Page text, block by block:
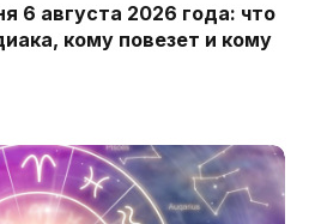
6 августа 2026 года: что
кому повезет и кому